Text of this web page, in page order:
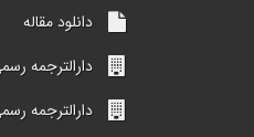
دانلود مقاله
دارالترجمه
دارالترجمه